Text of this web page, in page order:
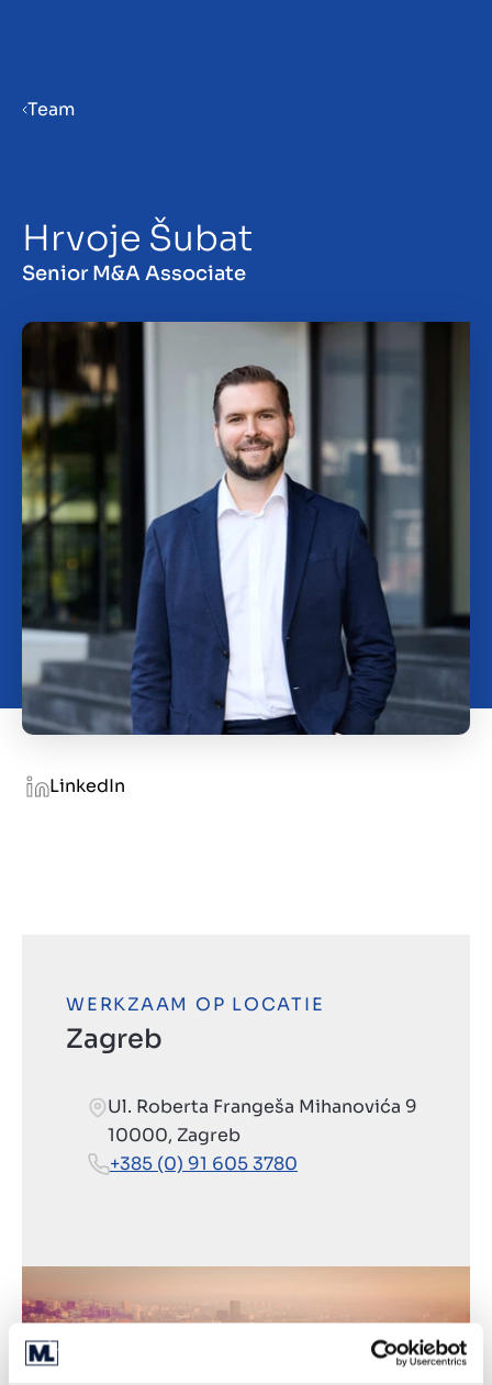
Bedrijf verkopen
Investeren
Insights
Over ons
Contact
NL
Team
Hrvoje Šubat
Senior M&A Associate
LinkedIn
WERKZAAM OP LOCATIE
Zagreb
Ul. Roberta Frangeša Mihanovića 9
10000, Zagreb
+385 (0) 91 605 3780